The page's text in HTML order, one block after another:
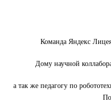
Команда Яндекс
Дому научной
а так же педагогу по